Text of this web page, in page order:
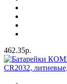
462.35р.